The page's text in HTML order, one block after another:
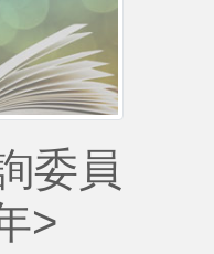
委員
>